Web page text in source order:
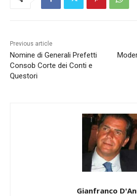
Previous article
Nomine di Generali Prefetti
Consob Corte dei Conti e
Questori
Gianfranco